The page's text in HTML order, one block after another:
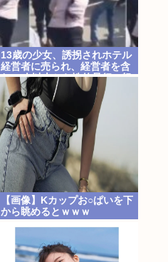
13歳の少女、誘拐されホテル
経営者に売られ、経営者を含
む30人以上から性的暴行。怒
った群集が折檻(動画有)。ホ
テルはブルドーザーで撤去
【画像】Kカップお○ぱいを下
から眺めるとｗｗｗ